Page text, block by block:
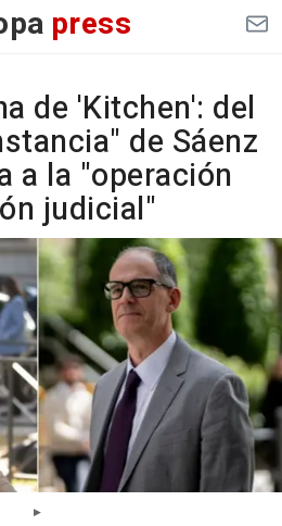
press
de 'Kitchen': del
de Sáenz
a la "operación
judicial"